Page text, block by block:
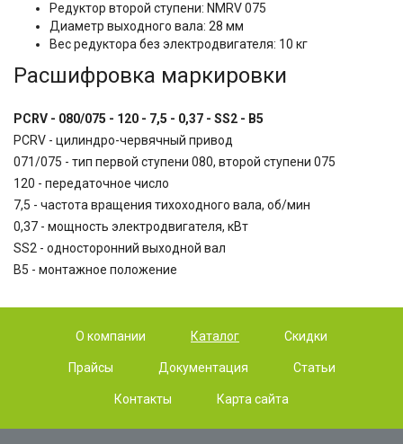
Редуктор второй ступени: NMRV 075
Диаметр выходного вала: 28 мм
Вес редуктора без электродвигателя: 10 кг
Расшифровка маркировки
PCRV - 080/075 - 120 - 7,5 - 0,37 - SS2 - B5
PCRV - цилиндро-червячный привод
071/075 - тип первой ступени 080, второй ступени 075
120 - передаточное число
7,5 - частота вращения тихоходного вала, об/мин
0,37 - мощность электродвигателя, кВт
SS2 - односторонний выходной вал
B5 - монтажное положение
О компании Каталог Скидки
Прайсы Документация Статьи
Контакты Карта сайта